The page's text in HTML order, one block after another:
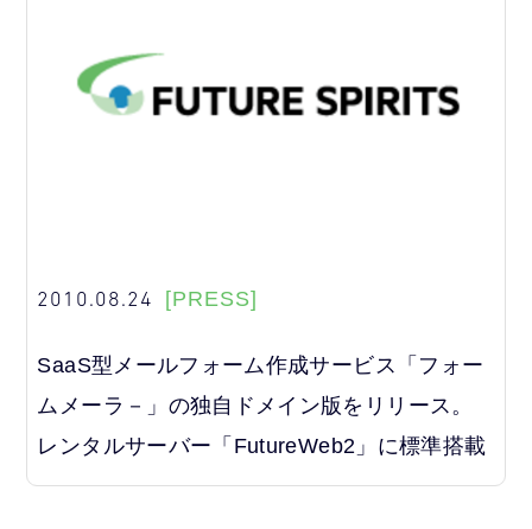
2010.08.24 [PRESS]
SaaS型メールフォーム作成サービス「フォー
ムメーラ－」の独自ドメイン版をリリース。
レンタルサーバー「FutureWeb2」に標準搭載